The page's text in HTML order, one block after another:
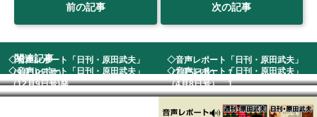
前の記事 次の記事
関連記事
◇音声レポート「日刊・原田武夫」
（9月10日号）
◇音声レポート「日刊・原田武夫」
（7月5日号） 1...
◇音声レポート「日刊・原田武夫」
（12月9日号)発...
◇音声レポート「日刊・原田武夫」
（4月8日号） 1...